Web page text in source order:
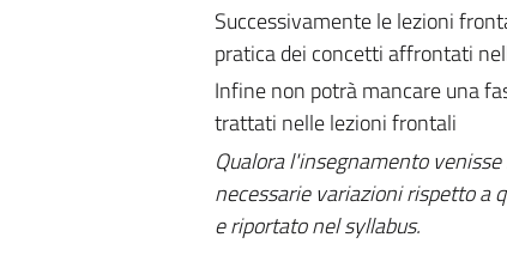
Successivamente le lezioni
pratica dei concetti affrontati
Infine non potrà mancare una
trattati nelle lezioni frontali
Qualora l'insegnamento
necessarie variazioni rispetto a
e riportato nel syllabus.